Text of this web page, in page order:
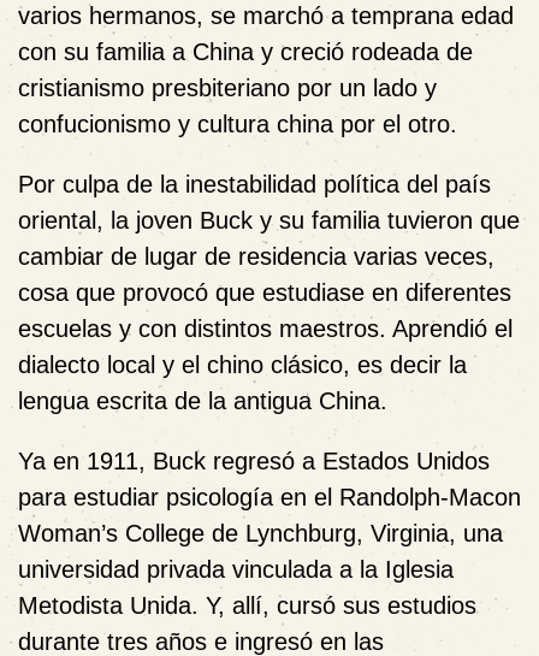
varios hermanos, se marchó a temprana edad
con su familia a China y creció rodeada de
cristianismo presbiteriano por un lado y
confucionismo y cultura china por el otro.
Por culpa de la inestabilidad política del país
oriental, la joven Buck y su familia tuvieron que
cambiar de lugar de residencia varias veces,
cosa que provocó que estudiase en diferentes
escuelas y con distintos maestros. Aprendió el
dialecto local y el chino clásico, es decir la
lengua escrita de la antigua China.
Ya en 1911, Buck regresó a Estados Unidos
para estudiar psicología en el Randolph-Macon
Woman’s College de Lynchburg, Virginia, una
universidad privada vinculada a la Iglesia
Metodista Unida. Y, allí, cursó sus estudios
durante tres años e ingresó en las